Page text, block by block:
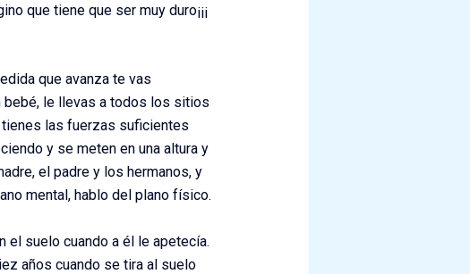
que tiene que ser muy duro¡¡¡
que avanza te vas
bebé, le llevas a todos los sitios
tienes las fuerzas suficientes
y se meten en una altura y
el padre y los hermanos, y
mental, hablo del plano físico.
el suelo cuando a él le apetecía.
años cuando se tira al suelo